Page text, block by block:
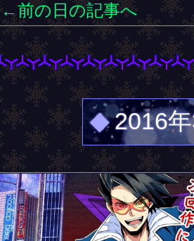
←前の日の記事へ
◆2016